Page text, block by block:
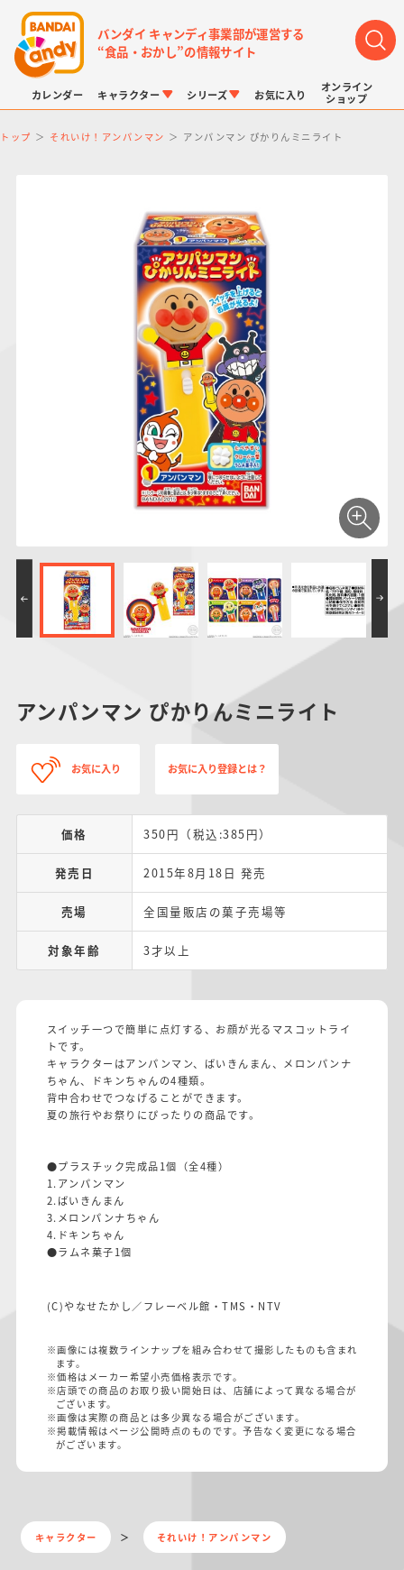
バンダイ キャンディ事業部が運営する
“食品・おかし”の情報サイト
カレンダー キャラクター
LINK TRAVELERS
仮面ライダーシリー
PROJECT R.E.D.・
スーパー戦隊シリー
ズ
プリキュアシリーズ
ガンダムシリーズ
ポケットモンスター
サンリオキャラクタ
シリーズ
つりグミ
チョコサプ
にふぉるめーしょん
＆スクエアシール
SMPシリーズ
ポケモンスケールワ
キャラデコ
お気に入り
オンライン
ショップ
トップ それいけ！アンパンマン アンパンマン ぴかりんミニライト
アンパンマン ぴかりんミニライト
お気に入り お気に入り登録とは？
価格 350円（税込:385円）
発売日 2015年8月18日 発売
売場 全国量販店の菓子売場等
対象年齢 3才以上
スイッチ一つで簡単に点灯する、お顔が光るマスコットライ
トです。
キャラクターはアンパンマン、ばいきんまん、メロンパンナ
ちゃん、ドキンちゃんの4種類。
背中合わせでつなげることができます。
夏の旅行やお祭りにぴったりの商品です。
●プラスチック完成品1個（全4種）
1.アンパンマン
2.ばいきんまん
3.メロンパンナちゃん
4.ドキンちゃん
●ラムネ菓子1個
(C)やなせたかし／フレーベル館・TMS・NTV
※画像には複数ラインナップを組み合わせて撮影したものも含まれ
ます。
※価格はメーカー希望小売価格表示です。
※店頭での商品のお取り扱い開始日は、店舗によって異なる場合が
ございます。
※画像は実際の商品とは多少異なる場合がございます。
※掲載情報はページ公開時点のものです。予告なく変更になる場合
がございます。
キャラクター それいけ！アンパンマン